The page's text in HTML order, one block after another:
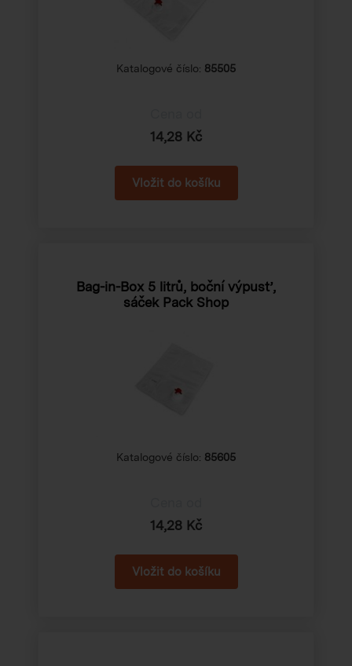
Katalogové číslo: 85505
14,28 Kč
Bag-in-Box 5 litrů, boční výpusť,
sáček Pack Shop
Katalogové číslo: 85605
14,28 Kč